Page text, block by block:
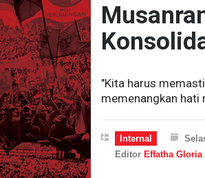
"Kita harus
memenangkan hati
Internal
Editor Effatha